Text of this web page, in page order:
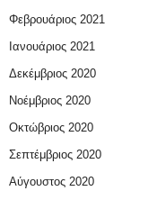
Φεβρουάριος 2021
Ιανουάριος 2021
Δεκέμβριος 2020
Νοέμβριος 2020
Οκτώβριος 2020
Σεπτέμβριος 2020
Αύγουστος 2020